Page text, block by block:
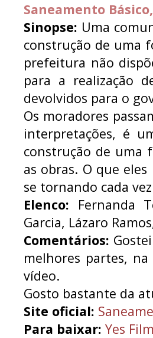
Saneamento
Sinopse: Uma
construção de uma
prefeitura não
para a realização
devolvidos para o
Os moradores
interpretações, é
construção de uma
as obras. O que
se tornando cada
Elenco: Fernanda
Garcia, Lázaro
Comentários:
melhores partes,
vídeo.
Gosto bastante da
Site oficial:
Para baixar: Yes